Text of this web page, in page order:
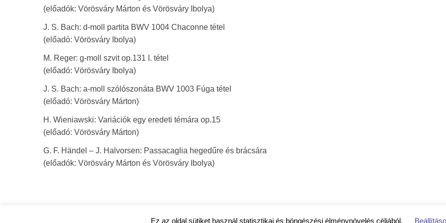
(előadók: Vörösváry Márton és Vörösváry Ibolya)
J. S. Bach: d-moll partita BWV 1004 Chaconne tétel
(előadó: Vörösváry Ibolya)
M. Reger: g-moll szvit op.131 I. tétel
(előadó: Vörösváry Ibolya)
J. S. Bach: a-moll szólószonáta BWV 1003 Fúga tétel
(előadó: Vörösváry Márton)
H. Wieniawski: Variációk egy eredeti témára op.15
(előadó: Vörösváry Márton)
G. F. Händel – J. Halvorsen: Passacaglia hegedűre és brácsára
(előadók: Vörösváry Márton és Vörösváry Ibolya)
Ez az oldal sütiket használ statisztikai és böngészési élménynövelés céljából.